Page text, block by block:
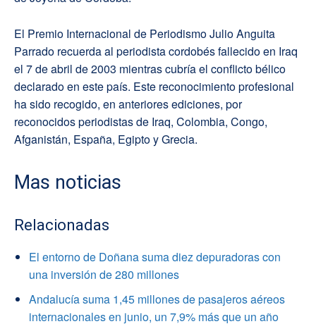
El Premio Internacional de Periodismo Julio Anguita
Parrado recuerda al periodista cordobés fallecido en Iraq
el 7 de abril de 2003 mientras cubría el conflicto bélico
declarado en este país. Este reconocimiento profesional
ha sido recogido, en anteriores ediciones, por
reconocidos periodistas de Iraq, Colombia, Congo,
Afganistán, España, Egipto y Grecia.
Mas noticias
Relacionadas
El entorno de Doñana suma diez depuradoras con
una inversión de 280 millones
Andalucía suma 1,45 millones de pasajeros aéreos
internacionales en junio, un 7,9% más que un año